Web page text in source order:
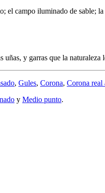
el campo iluminado de sable;
uñas, y garras que la
, Gules, Corona, Corona real
y Medio punto.